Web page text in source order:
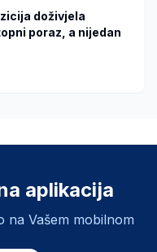
doživjela
poraz, a nijedan
aplikacija
na Vašem mobilnom